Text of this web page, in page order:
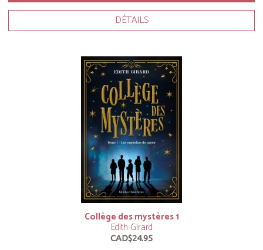
DÉTAILS
Collège des mystères 1
Edith Girard
CAD$24.95